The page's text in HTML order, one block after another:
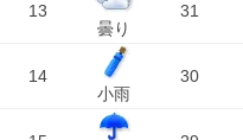
13
曇り
31
14
小雨
30